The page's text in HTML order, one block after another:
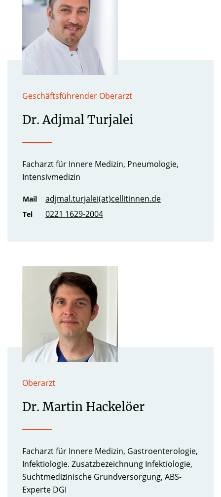
Geschäftsführender Oberarzt
Dr. Adjmal Turjalei
Facharzt für Innere Medizin, Pneumologie,
Intensivmedizin
Mail adjmal.turjalei(at)cellitinnen.de
Tel 0221 1629-2004
Oberarzt
Dr. Martin Hackelöer
Facharzt für Innere Medizin, Gastroenterologie,
Infektiologie. Zusatzbezeichnung Infektiologie,
Suchtmedizinische Grundversorgung, ABS-
Experte DGI